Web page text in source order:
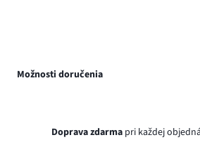
Možnosti doručenia
Doprava zdarma pri každej